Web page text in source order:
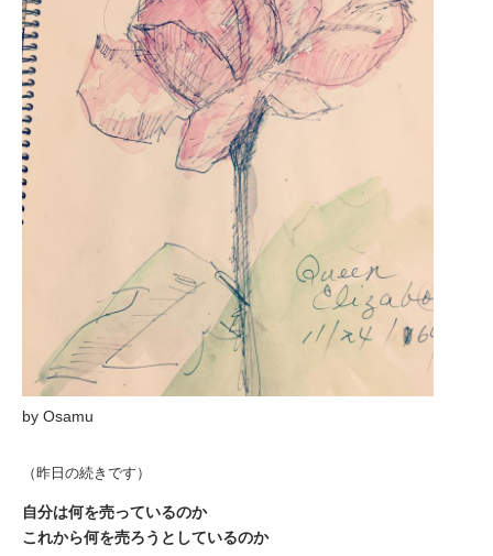
by Osamu
（昨日の続きです）
自分は何を売っているのか
これから何を売ろうとしているのか